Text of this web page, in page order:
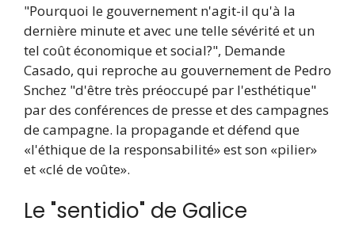
"Pourquoi le gouvernement n'agit-il qu'à la
dernière minute et avec une telle sévérité et un
tel coût économique et social?", Demande
Casado, qui reproche au gouvernement de Pedro
Snchez "d'être très préoccupé par l'esthétique"
par des conférences de presse et des campagnes
de campagne. la propagande et défend que
«l'éthique de la responsabilité» est son «pilier»
et «clé de voûte».
Le "sentidio" de Galice